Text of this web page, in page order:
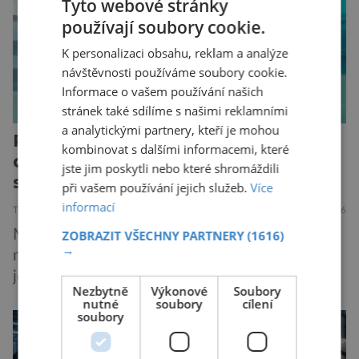
odborníků by už během příštích dvou let mohly
pokročilé systémy AI výrazně usnadnit
kybernetické útoky […]
Peugeot E-208: Francouzské lvíče
dospělo. Nabízí rekordní dojezd,
styl i radost z jízdy
TECHNIKA 16.7.2026
Malé elektromobily už dávno nejsou jen
městskými přibližovadly. Nový Peugeot E-208
je toho důkazem. Francouzský hatchback si
zachoval svůj atraktivní design, přidal delší
dojezd a modernější technologie, ale hlavně
ukazuje, že i kompaktní elektromobil může být
Tyto webové stránky
používají soubory cookie.
K personalizaci obsahu, reklam a analýze
návštěvnosti používáme soubory cookie.
Informace o vašem používání našich
stránek také sdílíme s našimi reklamními
a analytickými partnery, kteří je mohou
kombinovat s dalšími informacemi, které
jste jim poskytli nebo které shromáždili
při vašem používání jejich služeb.Více
informací
ZOBRAZIT VŠECHNY PARTNERY(1616)
→
Nezbytně
nutné
soubory
Výkonové
soubory
Soubory
cílení